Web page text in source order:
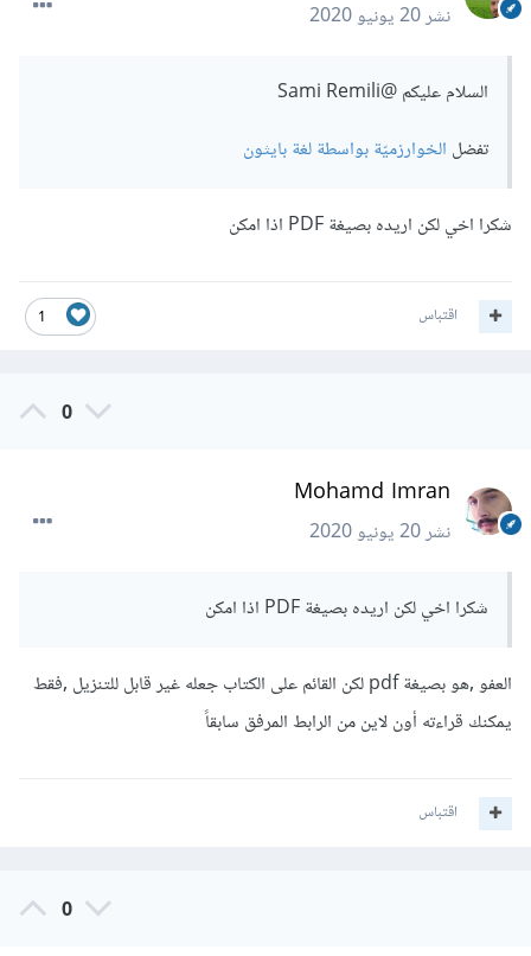
نشر20 يونيو 2020
السلام عليكم@Sami Remili
تفضل الخوارزميّة بواسطة لغة بايثون
شكرا اخي لكن اريده بصيغة PDF اذا امكن
1 اقتباس
0
Mohamd Imran
نشر20 يونيو 2020
شكرا اخي لكن اريده بصيغة PDF اذا امكن
العفو ,هو بصيغة pdf لكن القائم على الكتاب جعله غير قابل للتنزيل ,فقط
يمكنك قراءته أون لاين من الرابط المرفق سابقاً
اقتباس
0